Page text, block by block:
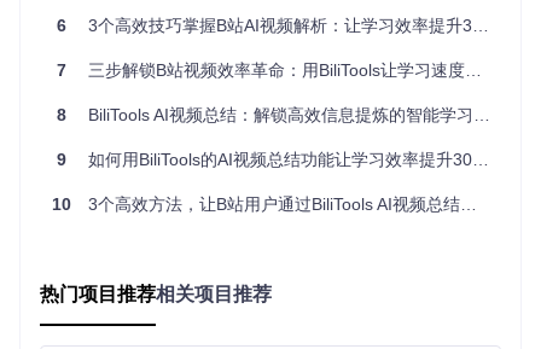
例，剔除冗余信息，保留知识精华。
架，包括主要章节、关键时间节点和逻辑关系。
智能索引：为重要知识点添加精确时间戳，支持一键跳转视频
场景化解决方案：四大应用场景深度解析
心方法？
6 3个高效技巧掌握B站AI视频解析：让学习效率提升300%
7 三步解锁B站视频效率革命：用BiliTools让学习速度提升300%的秘密武器
8 BiliTools AI视频总结：解锁高效信息提炼的智能学习工具新体验
9 如何用BiliTools的AI视频总结功能让学习效率提升300%？解锁高效知识吸收新方法
10 3个高效方法，让B站用户通过BiliTools AI视频总结实现知识高效吸收
热门项目推荐相关项目推荐